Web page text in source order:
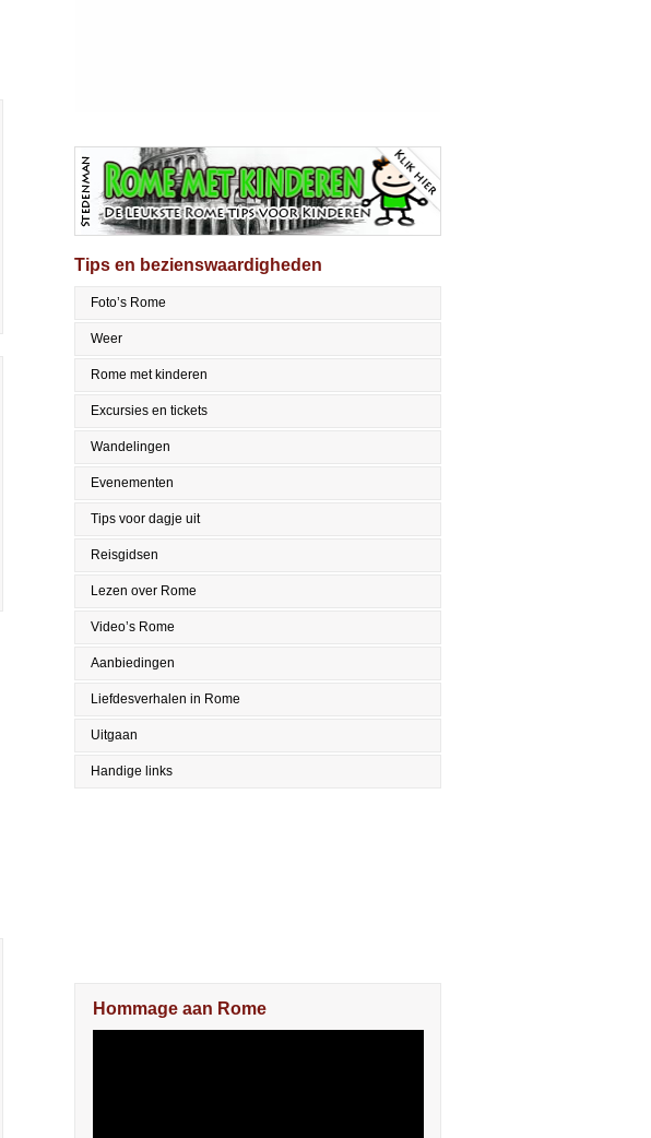
Tips en bezienswaardigheden
Foto’s Rome
Weer
Rome met kinderen
Excursies en tickets
Wandelingen
Evenementen
Tips voor dagje uit
Reisgidsen
Lezen over Rome
Video’s Rome
Aanbiedingen
Liefdesverhalen in Rome
Uitgaan
Handige links
Hommage aan Rome